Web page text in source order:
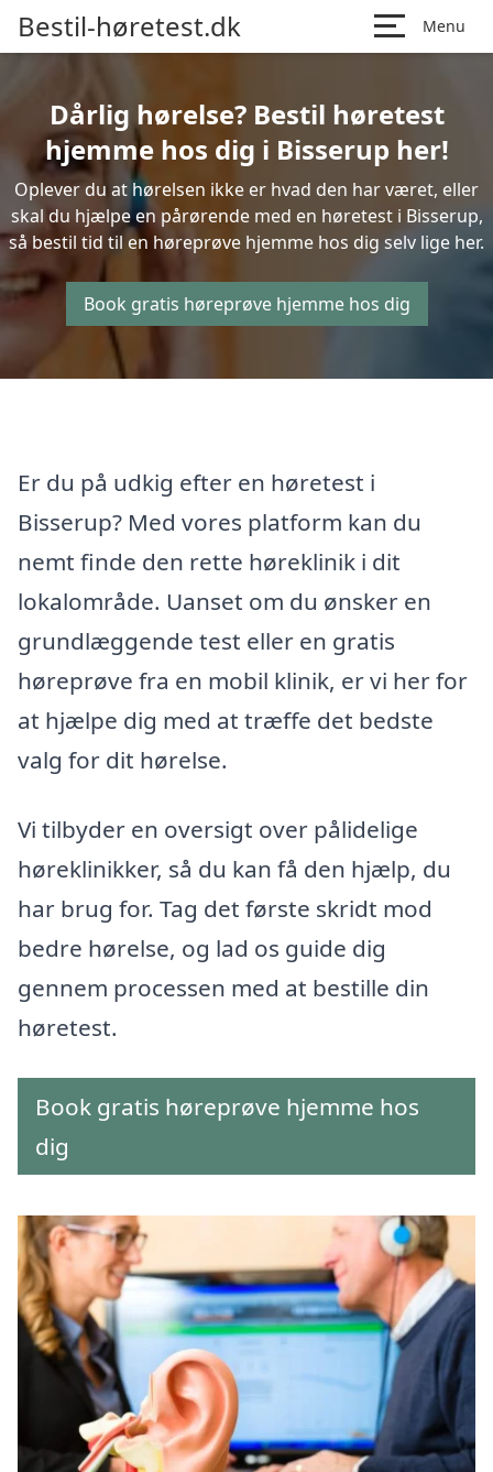
Bestil-høretest.dk Menu
Dårlig hørelse? Bestil høretest
hjemme hos dig i Bisserup her!
Oplever du at hørelsen ikke er hvad den har været, eller
skal du hjælpe en pårørende med en høretest i Bisserup,
så bestil tid til en høreprøve hjemme hos dig selv lige her.
Book gratis høreprøve hjemme hos dig
Er du på udkig efter en høretest i
Bisserup? Med vores platform kan du
nemt finde den rette høreklinik i dit
lokalområde. Uanset om du ønsker en
grundlæggende test eller en gratis
høreprøve fra en mobil klinik, er vi her for
at hjælpe dig med at træffe det bedste
valg for dit hørelse.
Vi tilbyder en oversigt over pålidelige
høreklinikker, så du kan få den hjælp, du
har brug for. Tag det første skridt mod
bedre hørelse, og lad os guide dig
gennem processen med at bestille din
høretest.
Book gratis høreprøve hjemme hos
dig